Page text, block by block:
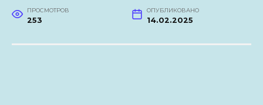
ПРОСМОТРОВ
253
ОПУБЛИКОВАНО
14.02.2025